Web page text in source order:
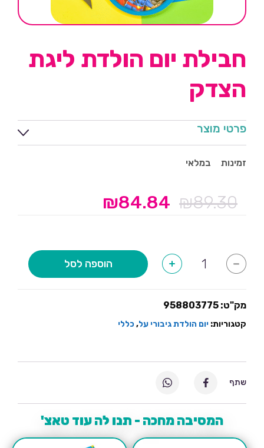
חבילת יום הולדת ליגת
הצדק
פרטי מוצר
זמינות במלאי
₪89.30
המחיר
₪89.30.
₪84.84
₪84.84.
-
של
ליגת
+ הוספה לסל
מק"ט: 958803775
קטגוריות: יום הולדת גיבורי על,כללי
המסיבה מחכה - תנו לה עוד טאצ'
שתף